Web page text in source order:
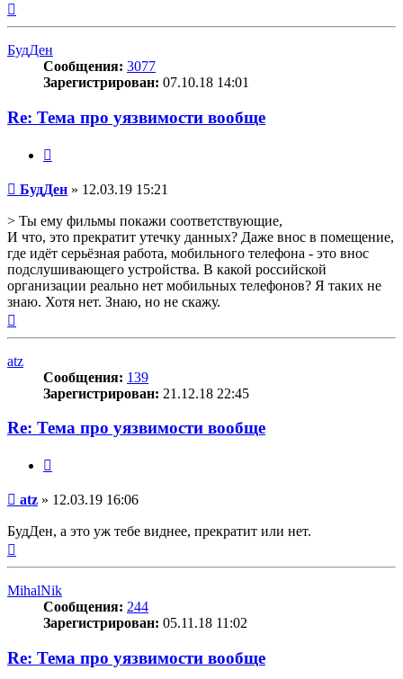
БудДен
Сообщения: 3077
Зарегистрирован: 07.10.18 14:01
Re: Тема про уязвимости вообще
Сообщение
БудДен » 12.03.19 15:21
> Ты ему фильмы покажи соответствующие,
И что, это прекратит утечку данных? Даже внос в помещение,
где идёт серьёзная работа, мобильного телефона - это внос
подслушивающего устройства. В какой российской
организации реально нет мобильных телефонов? Я таких не
знаю. Хотя нет. Знаю, но не скажу.
atz
Сообщения: 139
Зарегистрирован: 21.12.18 22:45
Re: Тема про уязвимости вообще
Сообщение
atz » 12.03.19 16:06
БудДен, а это уж тебе виднее, прекратит или нет.
MihalNik
Сообщения: 244
Зарегистрирован: 05.11.18 11:02
Re: Тема про уязвимости вообще